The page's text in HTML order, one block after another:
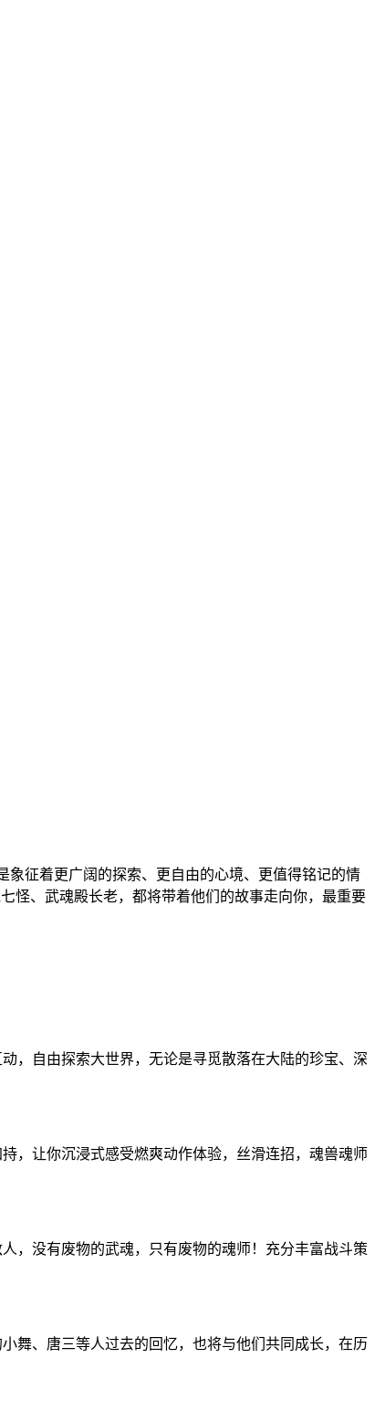
征着更广阔的探索、更自由的心境、更值得铭记的情
怪、武魂殿长老，都将带着他们的故事走向你，最重要
，自由探索大世界，无论是寻觅散落在大陆的珍宝、深
，让你沉浸式感受燃爽动作体验，丝滑连招，魂兽魂师
，没有废物的武魂，只有废物的魂师！充分丰富战斗策
舞、唐三等人过去的回忆，也将与他们共同成长，在历